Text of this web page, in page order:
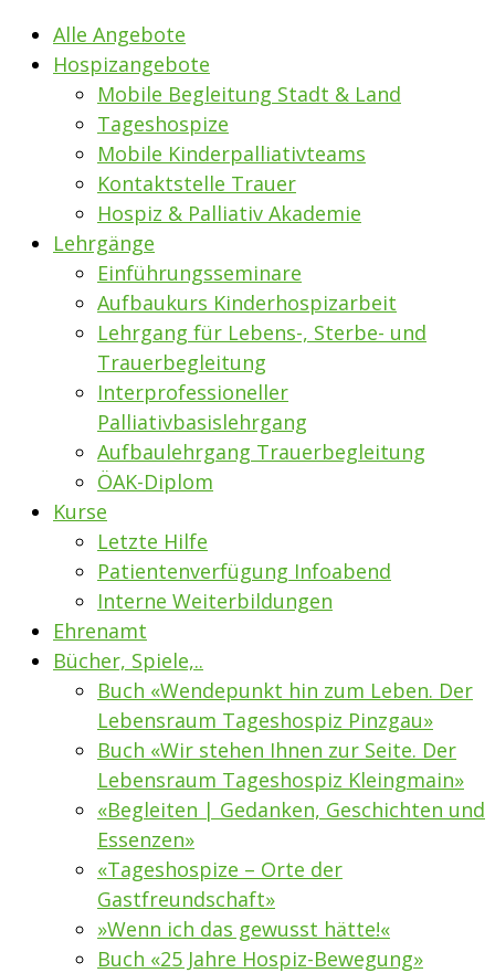
Alle Angebote
Hospizangebote
Mobile Begleitung Stadt & Land
Tageshospize
Mobile Kinderpalliativteams
Kontaktstelle Trauer
Hospiz & Palliativ Akademie
Lehrgänge
Einführungsseminare
Aufbaukurs Kinderhospizarbeit
Lehrgang für Lebens-, Sterbe- und
Trauerbegleitung
Interprofessioneller
Palliativbasislehrgang
Aufbaulehrgang Trauerbegleitung
ÖAK-Diplom
Kurse
Letzte Hilfe
Patientenverfügung Infoabend
Interne Weiterbildungen
Ehrenamt
Bücher, Spiele,..
Buch «Wendepunkt hin zum Leben. Der
Lebensraum Tageshospiz Pinzgau»
Buch «Wir stehen Ihnen zur Seite. Der
Lebensraum Tageshospiz Kleingmain»
«Begleiten | Gedanken, Geschichten und
Essenzen»
«Tageshospize – Orte der
Gastfreundschaft»
»Wenn ich das gewusst hätte!«
Buch «25 Jahre Hospiz-Bewegung»